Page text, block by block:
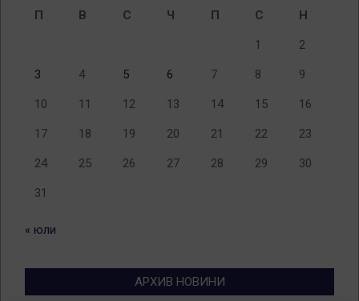
П
В С Ч П С Н
1 2
3 4 5 6 7 8 9
10 11 12 13 14 15 16
17 18 19 20 21 22 23
24 25 26 27 28 29 30
31
« юли
АРХИВ НОВИНИ